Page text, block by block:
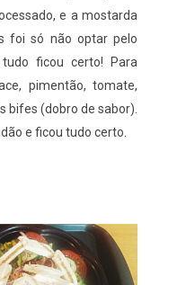
e a mostarda
foi só não optar pelo
ficou certo! Para
pimentão, tomate,
bifes (dobro de sabor).
e ficou tudo certo.